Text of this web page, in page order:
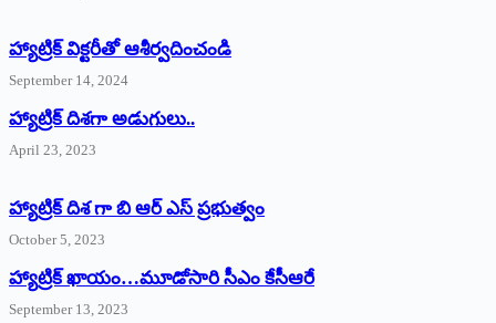
హ్యాట్రిక్‌ ‌విక్టరీతో ఆశీర్వదించండి
September 14, 2024
‌హ్యాట్రిక్‌ ‌దిశగా అడుగులు..
April 23, 2023
హ్యాట్రిక్ దిశ గా బి ఆర్ ఎస్ ప్రభుత్వం
October 5, 2023
హ్యాట్రిక్‌ ‌ఖాయం…మూడోసారి సీఎం కేసీఆరే
September 13, 2023